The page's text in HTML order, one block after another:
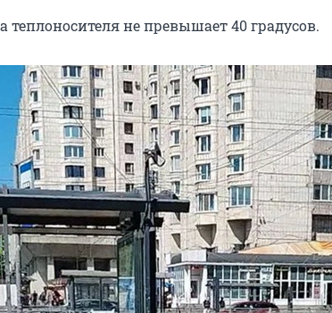
теплоносителя не превышает 40 градусов.